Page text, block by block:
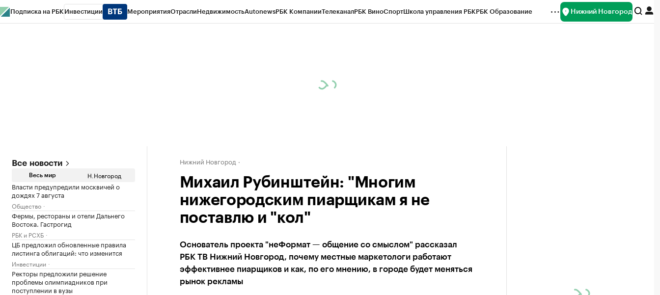
Подписка на РБК Инвестиции МероприятияОтраслиНедвижимостьAutonewsРБК КомпанииТелеканалРБК ВиноСпортШкола управления РБКРБК Образование Нижний Новгород
Все новости
Весь мир Н.Новгород
Власти предупредили москвичей о
дождях 7 августа
Общество
Фермы, рестораны и отели Дальнего
Востока. Гастрогид
РБК и РСХБ
ЦБ предложил обновленные правила
листинга облигаций: что изменится
Инвестиции
Ректоры предложили решение
проблемы олимпиадников при
поступлении в вузы
Нижний Новгород
Михаил Рубинштейн: "Многим
нижегородским пиарщикам я не
поставлю и "кол"
Основатель проекта "неФормат — общение со смыслом" рассказал
РБК ТВ Нижний Новгород, почему местные маркетологи работают
эффективнее пиарщиков и как, по его мнению, в городе будет меняться
рынок рекламы